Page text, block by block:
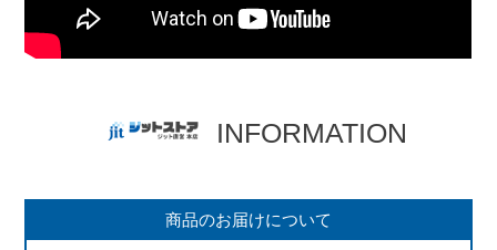
INFORMATION
商品のお届けについて